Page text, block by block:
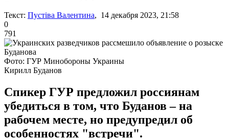
Текст: Пустіва Валентина, 14 декабря 2023, 21:58
0
791
Фото: ГУР Минобороны Украины
Кирилл Буданов
Спикер ГУР предложил россиянам
убедиться в том, что Буданов – на
рабочем месте, но предупредил об
особенностях "встречи".